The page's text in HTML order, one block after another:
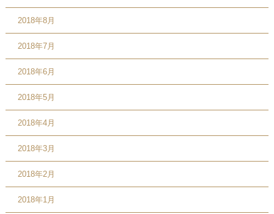
2018年8月
2018年7月
2018年6月
2018年5月
2018年4月
2018年3月
2018年2月
2018年1月